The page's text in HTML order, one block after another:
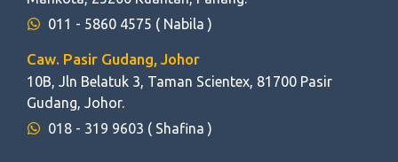
011 - 5860 4575 ( Nabila )
Caw. Pasir Gudang, Johor
10B, Jln Belatuk 3, Taman Scientex, 81700 Pasir
Gudang, Johor.
018 - 319 9603 ( Shafina )